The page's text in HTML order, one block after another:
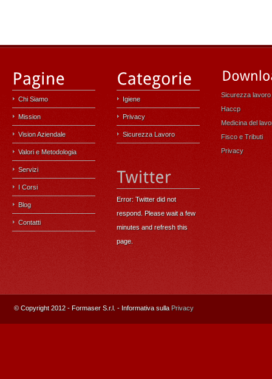
Chi Siamo
Mission
Vision Aziendale
Valori e Metodologia
Servizi
I Corsi
Blog
Contatti
Igiene
Privacy
Sicurezza Lavoro
Error: Twitter did not
respond. Please wait a few
minutes and refresh this
page.
Sicurezza lavoro
Haccp
Medicina del
Fisco e Tributi
Privacy
© Copyright 2012 - Formaser S.r.l. - Informativa sulla Privacy